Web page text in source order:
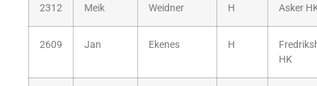
2312 Meik Weidner H Asker
2609 Jan Ekenes H
HK